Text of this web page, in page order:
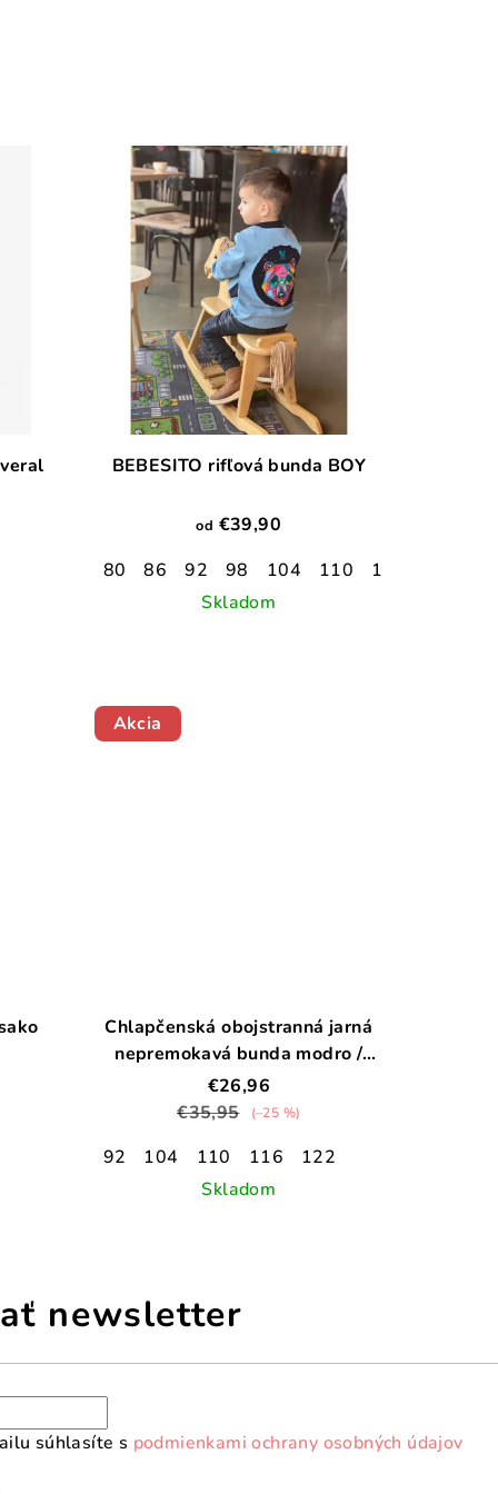
BEBESITO rifľová bunda BOY
od €39,90
80
86 92 98 104 110 116
Skladom
Akcia
Chlapčenská obojstranná jarná
nepremokavá bunda modro /
červená
€26,96
€35,95
(–25 %)
92 104 110 116
122
Skladom
newsletter
súhlasíte s podmienkami ochrany osobných údajov